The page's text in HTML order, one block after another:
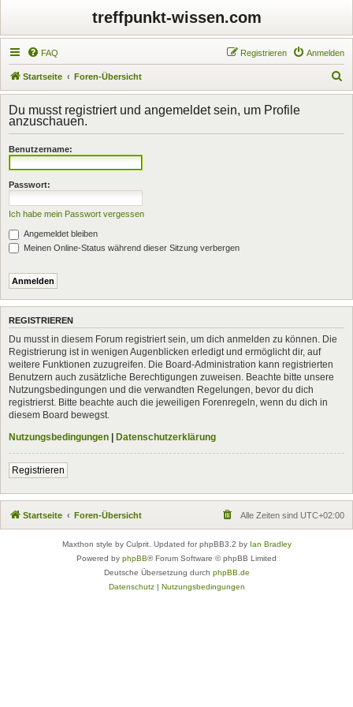
treffpunkt-wissen.com
FAQ Anmelden
Registrieren
Startseite Foren-Übersicht
u
h
Du musst registriert und angemeldet sein, um Profile
anzuschauen.
Benutzername:
Passwort:
Ich habe mein Passwort vergessen
Angemeldet bleiben
Meinen Online-Status während dieser Sitzung verbergen
REGISTRIEREN
Du musst in diesem Forum registriert sein, um dich anmelden zu können. Die
Registrierung ist in wenigen Augenblicken erledigt und ermöglicht dir, auf
weitere Funktionen zuzugreifen. Die Board-Administration kann registrierten
Benutzern auch zusätzliche Berechtigungen zuweisen. Beachte bitte unsere
Nutzungsbedingungen und die verwandten Regelungen, bevor du dich
registrierst. Bitte beachte auch die jeweiligen Forenregeln, wenn du dich in
diesem Board bewegst.
Nutzungsbedingungen | Datenschutzerklärung
Registrieren
Startseite Foren-Übersicht Alle Zeiten sind UTC+02:00
Maxthon style by Culprit. Updated for phpBB3.2 by Ian Bradley
Powered by phpBB® Forum Software © phpBB Limited
Deutsche Übersetzung durch phpBB.de
Datenschutz| Nutzungsbedingungen